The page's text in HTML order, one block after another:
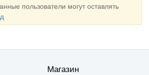
пользователи могут оставлять
Магазин